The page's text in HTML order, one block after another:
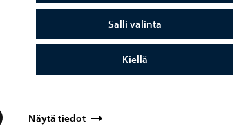
Näytä tiedot
Salli valinta
Kiellä